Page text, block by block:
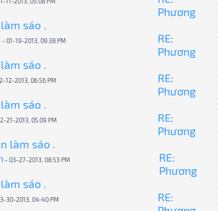
Phương
sáo .
- 01-19-2013, 09:38 PM
RE:
Phương
sáo .
12-2013, 06:56 PM
RE:
Phương
sáo .
21-2013, 05:09 PM
RE:
Phương
làm sáo .
- 03-27-2013, 08:53 PM
RE:
Phương
sáo .
30-2013, 04:40 PM
RE: